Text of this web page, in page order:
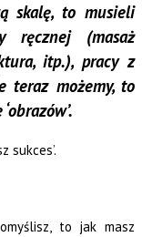
skalę, to musieli
ręcznej (masaż
itp.), pracy z
teraz możemy, to
sukces’.
to jak masz